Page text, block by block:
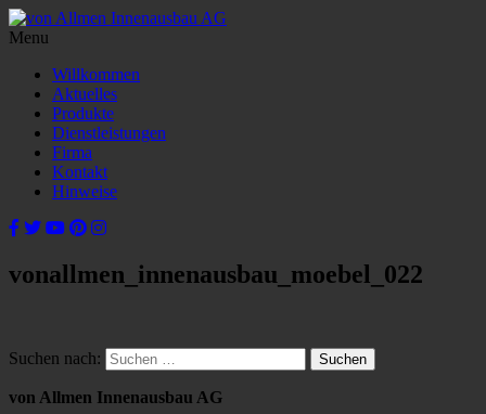
Menu
Willkommen
Aktuelles
Produkte
Dienstleistungen
Firma
Kontakt
Hinweise
vonallmen_innenausbau_moebel_022
Suchen nach:
von Allmen Innenausbau AG